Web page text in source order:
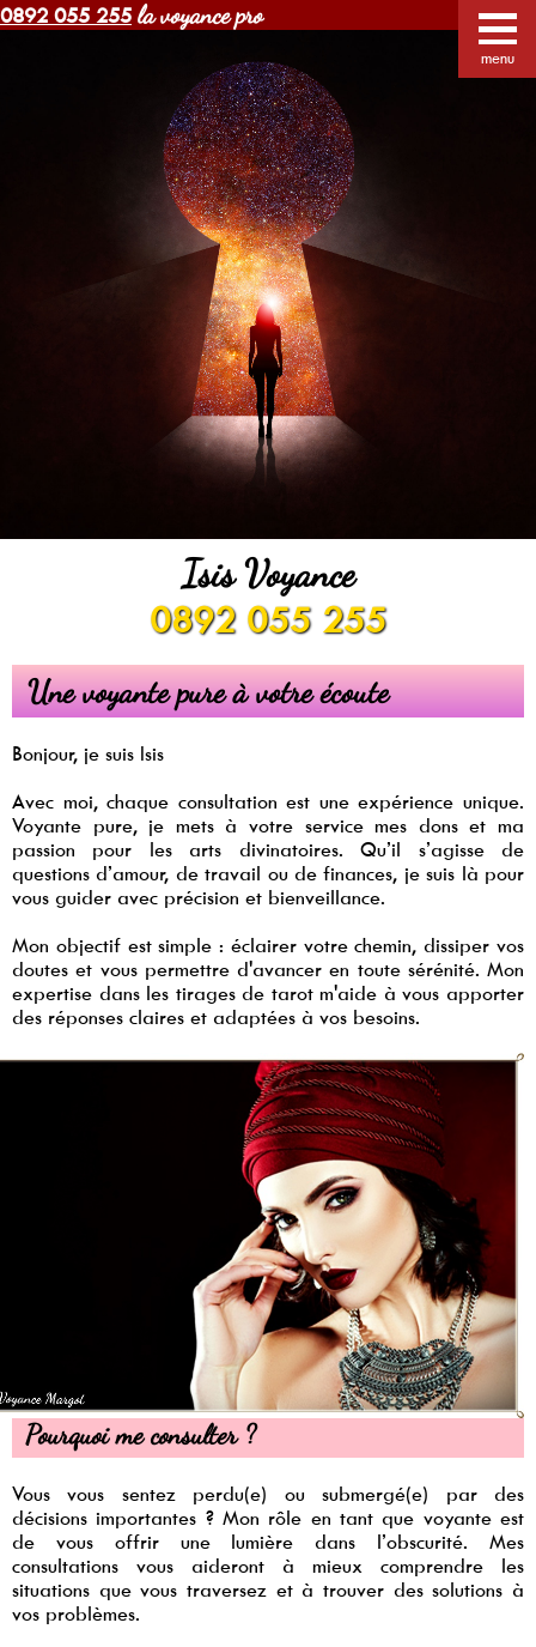
menu
0892 055 255 la voyance pro
Blog
Isis Voyance
0892 055 255
Une voyante pure à votre écoute
Bonjour, je suis Isis
Avec moi, chaque consultation est une expérience unique.
Voyante pure, je mets à votre service mes dons et ma
passion pour les arts divinatoires. Qu’il s’agisse de
questions d’amour, de travail ou de finances, je suis là pour
vous guider avec précision et bienveillance.
Mon objectif est simple : éclairer votre chemin, dissiper vos
doutes et vous permettre d'avancer en toute sérénité. Mon
expertise dans les tirages de tarot m'aide à vous apporter
des réponses claires et adaptées à vos besoins.
Pourquoi me consulter ?
Vous vous sentez perdu(e) ou submergé(e) par des
décisions importantes ? Mon rôle en tant que voyante est
de vous offrir une lumière dans l’obscurité. Mes
consultations vous aideront à mieux comprendre les
situations que vous traversez et à trouver des solutions à
vos problèmes.